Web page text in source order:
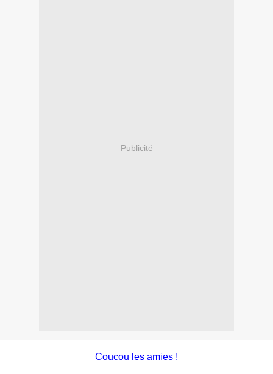
Publicité
Coucou les amies !